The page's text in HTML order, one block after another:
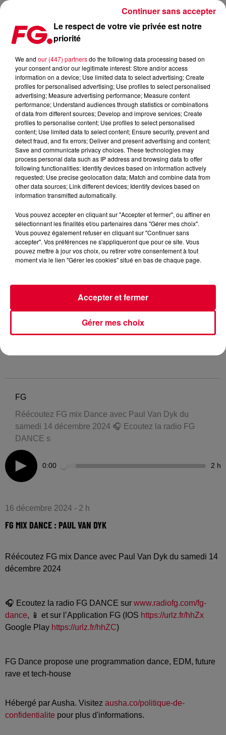
FG MIX DANCE : PAUL VAN DYK
FG
Réécoutez FG mix Dance avec Paul Van Dyk du
samedi 14 décembre 2024 🎧 Ecoutez la radio FG
DANCE s
0:00 2 h
16 décembre 2024 - 2 h
FG MIX DANCE : PAUL VAN DYK
Réécoutez FG mix Dance avec Paul Van Dyk du samedi 14
décembre 2024
🎧 Ecoutez la radio FG DANCE sur www.radiofg.com/fg-
dance, 📱 et sur l’Application FG (IOS https://urlz.fr/hhZx
Google Play https://urlz.fr/hhZC)
FG Dance propose une programmation dance, EDM, future
rave et tech-house
Hébergé par Ausha. Visitez ausha.co/politique-de-
confidentialite pour plus d'informations.
Le respect de votre vie privée est notre
priorité
We and our (447) partnersdo the following data processing based on
your consent and/or our legitimate interest: Store and/or access
information on a device; Use limited data to select advertising; Create
profiles for personalised advertising; Use profiles to select personalised
advertising; Measure advertising performance; Measure content
performance; Understand audiences through statistics or combinations
of data from different sources; Develop and improve services; Create
profiles to personalise content; Use profiles to select personalised
content; Use limited data to select content; Ensure security, prevent and
detect fraud, and fix errors; Deliver and present advertising and content;
Save and communicate privacy choices. These technologies may
process personal data such as IP address and browsing data to offer
following functionalities: Identify devices based on information actively
requested; Use precise geolocation data; Match and combine data from
other data sources; Link different devices; Identify devices based on
information transmitted automatically.
Vous pouvez accepter en cliquant sur "Accepter et fermer", ou affiner en
sélectionnant les finalités et/ou partenaires dans "Gérer mes choix".
Vous pouvez également refuser en cliquant sur "Continuer sans
accepter". Vos préférences ne s'appliqueront que pour ce site. Vous
pouvez mettre à jour vos choix, ou retirer votre consentement à tout
moment via le lien "Gérer les cookies" situé en bas de chaque page.
Gérer mes choix
Accepter et fermer
Continuer sans accepter